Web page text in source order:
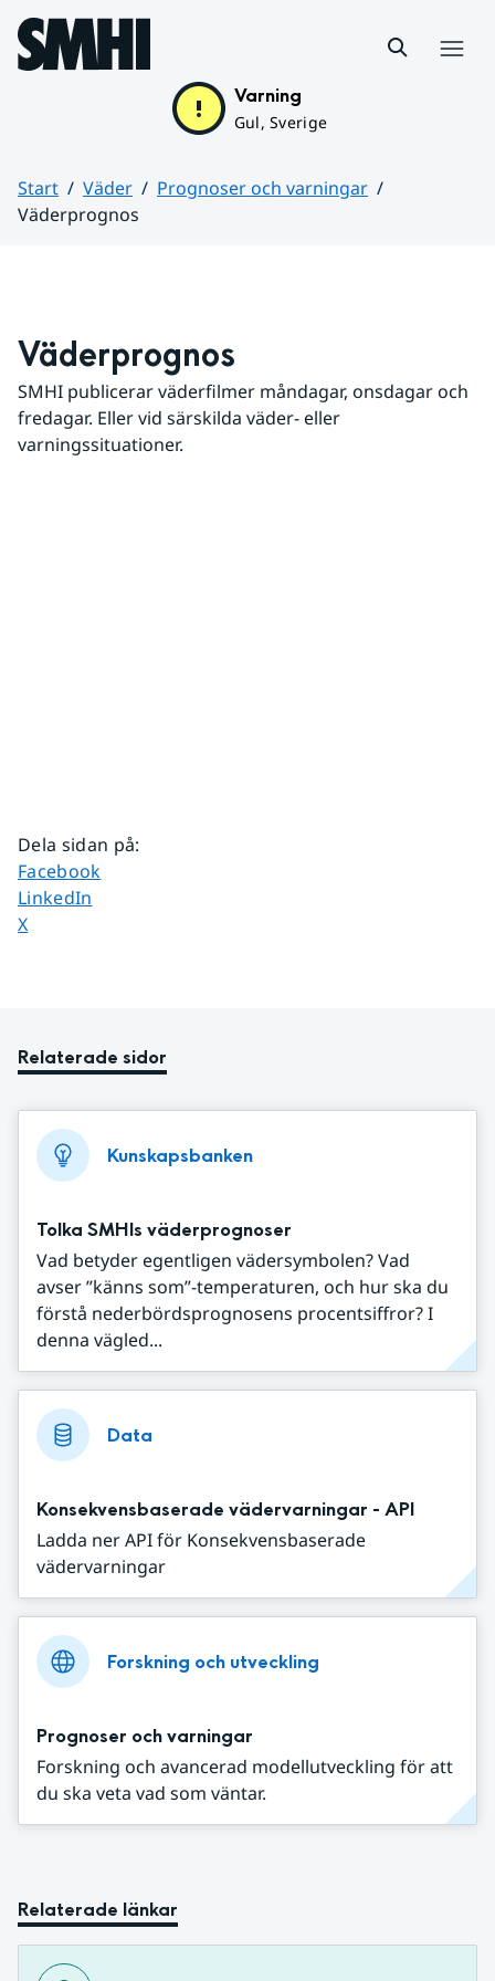
Hoppa till sidans innehåll
Varning
Gul, Sverige
Start Väder
Prognoser och varningar
Väderprognos
Väderprognos
SMHI publicerar väderfilmer måndagar, onsdagar och
fredagar. Eller vid särskilda väder- eller
varningssituationer.
Dela sidan på:
Dela sidan på
Facebook
Dela sidan på
LinkedIn
Dela sidan på
X
Relaterade sidor
Kunskapsbanken
Tolka SMHIs väderprognoser
Vad betyder egentligen vädersymbolen? Vad
avser ”känns som”-temperaturen, och hur ska du
förstå nederbördsprognosens procentsiffror? I
denna vägled...
Data
Konsekvensbaserade vädervarningar - API
Ladda ner API för Konsekvensbaserade
vädervarningar
Forskning och utveckling
Prognoser och varningar
Forskning och avancerad modellutveckling för att
du ska veta vad som väntar.
Relaterade länkar